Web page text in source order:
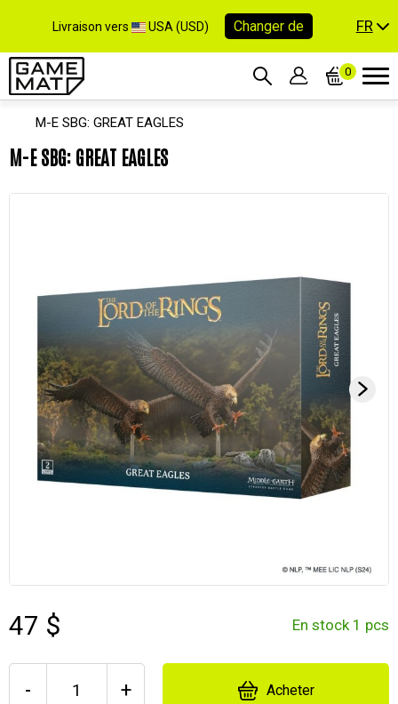
Livraison vers USA (USD) Changer de FR
0
M-E SBG: GREAT EAGLES
M-E SBG: GREAT EAGLES
47 $ En stock 1 pcs
- + Acheter